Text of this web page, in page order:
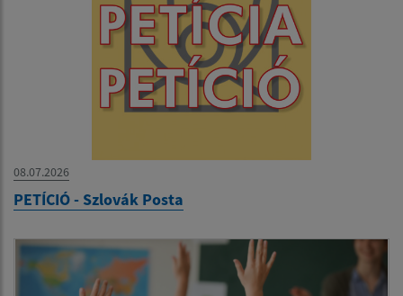
08.07.2026
PETÍCIÓ - Szlovák Posta